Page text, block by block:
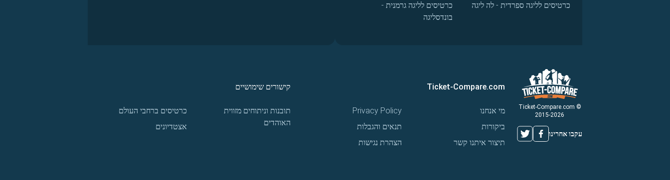
כרטיסים לליגה ספרדית - לה ליגה
כרטיסים לליגה גרמנית -
בונדסליגה
© Ticket-Compare.com
2015-2026
עקבו אחרינו
Ticket-Compare.com
מי אנחנו
ביקורות
תיצור איתנו קשר
Privacy Policy
תנאים והגבלות
הצהרת נגישות
קישורים שימושיים
תובנות וניתוחים מזווית
האוהדים
כרטיסים ברחבי העולם
אצטדיונים